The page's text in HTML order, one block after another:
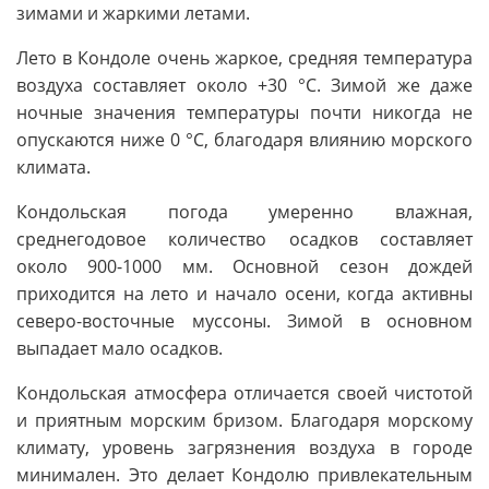
зимами и жаркими летами.
Лето в Кондоле очень жаркое, средняя температура
воздуха составляет около +30 °C. Зимой же даже
ночные значения температуры почти никогда не
опускаются ниже 0 °C, благодаря влиянию морского
климата.
Кондольская погода умеренно влажная,
среднегодовое количество осадков составляет
около 900-1000 мм. Основной сезон дождей
приходится на лето и начало осени, когда активны
северо-восточные муссоны. Зимой в основном
выпадает мало осадков.
Кондольская атмосфера отличается своей чистотой
и приятным морским бризом. Благодаря морскому
климату, уровень загрязнения воздуха в городе
минимален. Это делает Кондолю привлекательным